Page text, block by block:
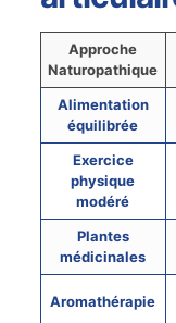
Approche
Naturopathique
Alimentation
équilibrée
Exercice
physique
modéré
Plantes
médicinales
Aromathérapie